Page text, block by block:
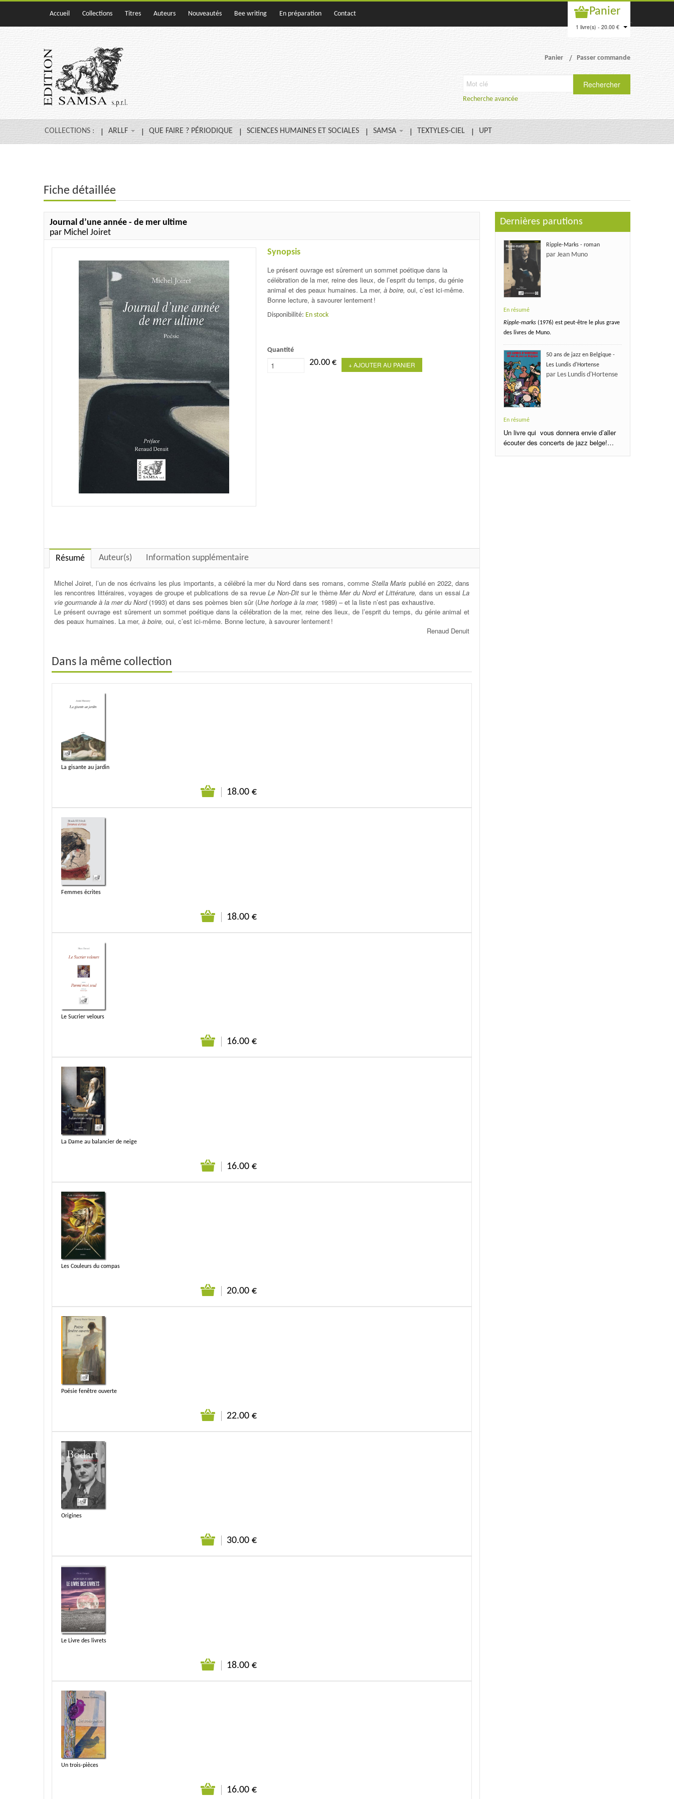
Accueil Collections Titres Auteurs Nouveautés Bee writing En préparation Contact Panier
1 livre(s) - 20.00 €
Panier Passer commande
Rechercher
Recherche avancée
COLLECTIONS : ARLLF QUE FAIRE ? PÉRIODIQUE SCIENCES HUMAINES ET SOCIALES SAMSA TEXTYLES-CIEL UPT
Fiche détaillée
Journal d’une année - de mer ultime
par Michel Joiret
Synopsis
Le présent ouvrage est sûrement un sommet poétique dans la
célébration de la mer, reine des lieux, de l’esprit du temps, du génie
animal et des peaux humaines. La mer, à boire, oui, c’est ici-même.
Bonne lecture, à savourer lentement !
Disponibilité: En stock
Quantité
20.00€ + AJOUTER AU PANIER
Résumé Auteur(s) Information supplémentaire
Michel Joiret, l’un de nos écrivains les plus importants, a célébré la mer du Nord dans ses romans, comme Stella Maris publié en 2022, dans
les rencontres littéraires, voyages de groupe et publications de sa revueLe Non-Ditsur le thèmeMer du Nord et Littérature, dans un essaiLa
vie gourmande à la mer du Nord(1993) et dans ses poèmes bien sûr (Une horloge à la mer, 1989) – et la liste n’est pas exhaustive.
Le présent ouvrage est sûrement un sommet poétique dans la célébration de la mer, reine des lieux, de l’esprit du temps, du génie animal et
des peaux humaines. La mer, à boire, oui, c’est ici-même. Bonne lecture, à savourer lentement !
Renaud Denuit
Dans la même collection
La gisante au jardin
18.00 €
Femmes écrites
18.00 €
Le Sucrier velours
16.00 €
La Dame au balancier de neige
16.00 €
Les Couleurs du compas
20.00 €
Poésie fenêtre ouverte
22.00 €
Origines
30.00 €
Le Livre des livrets
18.00 €
Un trois-pièces
16.00 €
Dernières parutions
Ripple-Marks - roman
par Jean Muno
En résumé
Ripple-marks(1976) est peut-être le plus grave
des livres de Muno.
50 ans de jazz en Belgique -
Les Lundis d'Hortense
par Les Lundis d'Hortense
En résumé
Un livre qui vous donnera envie d’aller
écouter des concerts de jazz belge!…